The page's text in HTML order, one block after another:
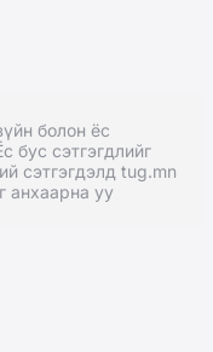
болон ёс
бус сэтгэгдлийг
сэтгэгдэлд tug.mn
анхаарна уу